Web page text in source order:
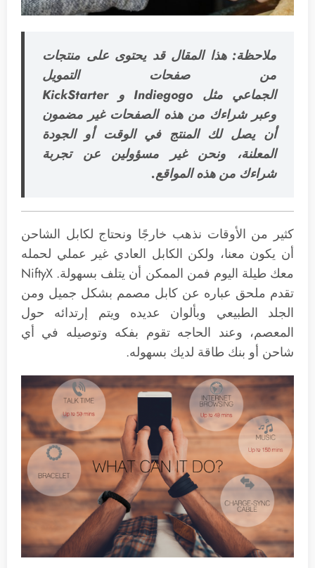
ملاحظة: هذا المقال قد يحتوى على منتجات
من صفحات التمويل
الجماعي مثل Indiegogo و KickStarter
وعبر شراءك من هذه الصفحات غير مضمون
أن يصل لك المنتج في الوقت أو الجودة
المعلنة، ونحن غير مسؤولين عن تجربة
شراءك من هذه المواقع.
كثير من الأوقات نذهب خارجًا ونحتاج لكابل الشاحن
أن يكون معنا، ولكن الكابل العادي غير عملي لحمله
معك طيلة اليوم فمن الممكن أن يتلف بسهولة. NiftyX
تقدم ملحق عباره عن كابل مصمم بشكل جميل ومن
الجلد الطبيعي وبألوان عديده ويتم إرتدائه حول
المعصم، وعند الحاجه تقوم بفكه وتوصيله في أي
شاحن أو بنك طاقة لديك بسهوله.